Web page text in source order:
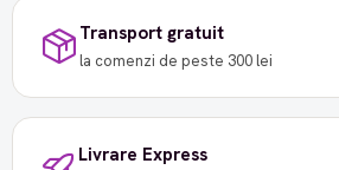
Transport gratuit
la comenzi de peste 300 lei
Livrare Express